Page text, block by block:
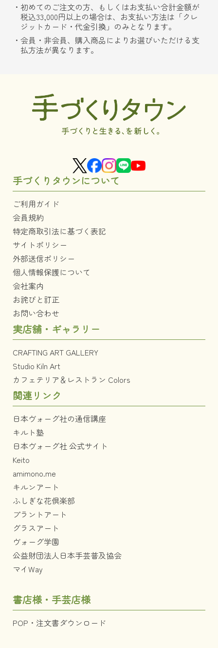
初めてのご注文の方、もしくはお支払い合計金額が
税込33,000円以上の場合は、お支払い方法は「クレ
ジットカード・代金引換」のみとなります。
会員・非会員、購入商品によりお選びいただける支
払方法が異なります。
手づくりタウンについて
ご利用ガイド
会員規約
特定商取引法に基づく表記
サイトポリシー
外部送信ポリシー
個人情報保護について
会社案内
お詫びと訂正
お問い合わせ
実店舗・ギャラリー
CRAFTING ART GALLERY
Studio Kiln Art
カフェテリア＆レストラン Colors
関連リンク
日本ヴォーグ社の通信講座
キルト塾
日本ヴォーグ社 公式サイト
Keito
amimono.me
キルンアート
ふしぎな花倶楽部
プラントアート
グラスアート
ヴォーグ学園
公益財団法人日本手芸普及協会
マイWay
書店様・手芸店様
POP・注文書ダウンロード